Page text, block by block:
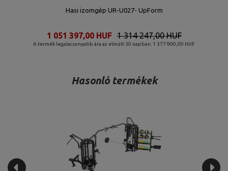
Hasi izomgép UR-U027- UpForm
A termék legalacsonyabb ára az elmúlt 30 napban: 1 377 900,00 HUF
1 314 247,00 HUF
1 051 397,00 HUF
Hasonló termékek